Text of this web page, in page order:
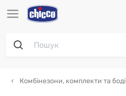
Комбінезони, комплекти та боді